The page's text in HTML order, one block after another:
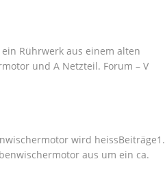
Rührwerk aus einem alten
und A Netzteil. Forum – V
wird heissBeiträge1.
aus um ein ca.